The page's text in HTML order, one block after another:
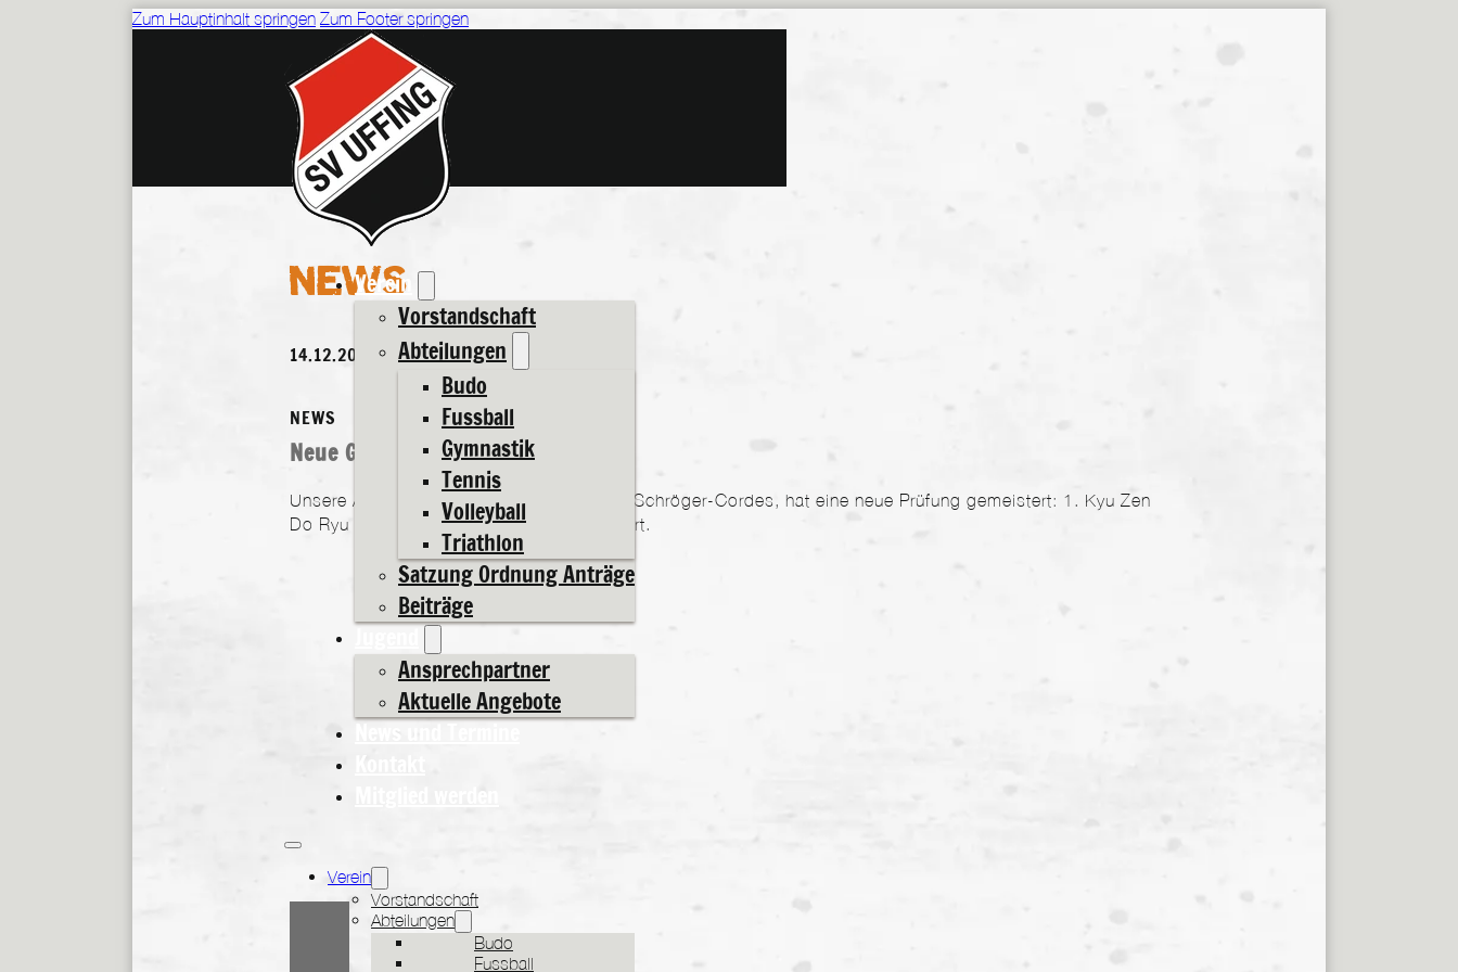
Zum Hauptinhalt springen Zum Footer springen
Verein
Vorstandschaft
Abteilungen
Budo
Fussball
Gymnastik
Tennis
Volleyball
Triathlon
Satzung Ordnung Anträge
Beiträge
Ansprechpartner
Aktuelle Angebote
News und Termine
Mitglied werden
Verein
Vorstandschaft
Abteilungen
Budo
Fussball
NEWS
14.12.2025
NEWS
Neue Gurtfarbe beim Budo
Unsere Ansprechpartnerin für Budo, Lydia Schröger-Cordes, hat eine neue Prüfung gemeistert: 1. Kyu Zen
Do Ryu Karate Do. Übersetzt: der Braungurt.